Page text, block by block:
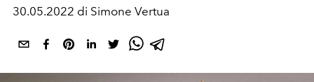
30.05.2022 di Simone Vertua